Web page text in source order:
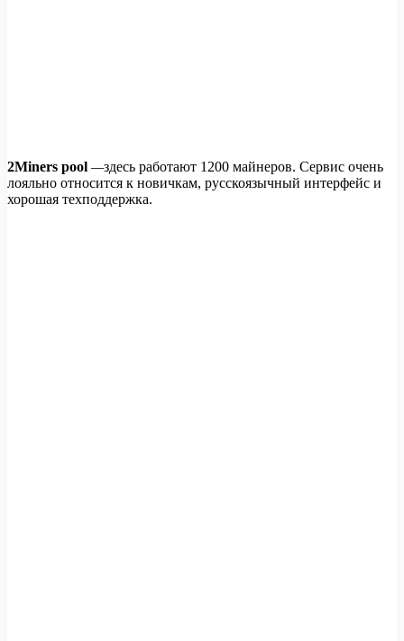
2Miners pool —здесь работают 1200 майнеров. Сервис очень
лояльно относится к новичкам, русскоязычный интерфейс и
хорошая техподдержка.